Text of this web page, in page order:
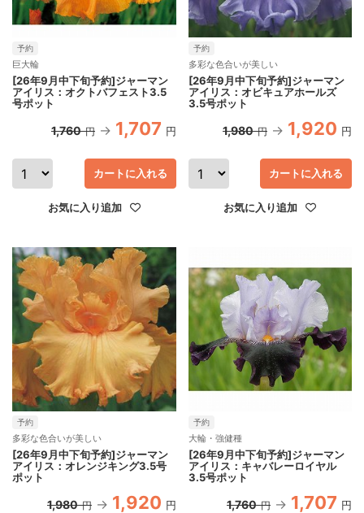
予約
巨大輪
[26年9月中下旬予約]ジャーマン
アイリス：オクトバフェスト3.5
号ポット
1,760 円 1,707 円
お気に入り追加
カートに入れる
予約
多彩な色合いが美しい
[26年9月中下旬予約]ジャーマン
アイリス：オビキュアホールズ
3.5号ポット
1,980 円 1,920 円
お気に入り追加
カートに入れる
予約
多彩な色合いが美しい
[26年9月中下旬予約]ジャーマン
アイリス：オレンジキング3.5号
ポット
1,980 円 1,920 円
予約
大輪・強健種
[26年9月中下旬予約]ジャーマン
アイリス：キャバレーロイヤル
3.5号ポット
1,760 円 1,707 円